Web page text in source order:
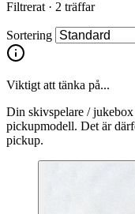
Filtrerat · 2 träffar
Sortering
Viktigt att tänka på...
Din skivspelare / jukebox
pickupmodell. Det är
pickup.